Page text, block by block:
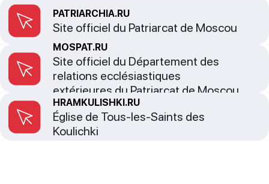
PATRIARCHIA.RU
Site officiel du Patriarcat de Moscou
MOSPAT.RU
Site officiel du Département des
relations ecclésiastiques
extérieures du Patriarcat de Moscou
HRAMKULISHKI.RU
Église de Tous-les-Saints des
Koulichki